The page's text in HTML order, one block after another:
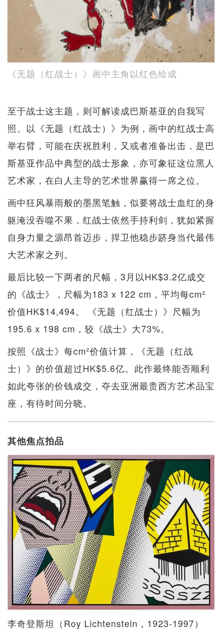
《无题（红战士）》画中主角以红色绘成
至于战士这主题，则可解读成巴斯基亚的自我写
照。以《无题（红战士）》为例，画中的红战士高
举右臂，可能在庆祝胜利，又或者准备出击，是巴
斯基亚作品中典型的战士形象，亦可象征这位黑人
艺术家，在白人主导的艺术世界赢得一席之位。
画中狂风暴雨般的墨黑笔触，似要将战士血红的身
躯淹没吞噬不果，红战士依然手持利剑，犹如紧握
自身力量之源昂首迈步，捍卫他稳步跻身当代最伟
大艺术家之列。
最后比较一下两者的尺幅，3月以HK$3.2亿成交
的《战士》，尺幅为183 x 122 cm，平均每cm²
价值HK$14,494。 《无题（红战士）》尺幅为
195.6 x 198 cm，较《战士》大73%。
按照《战士》每cm²价值计算，《无题（红战
士）》的价值超过HK$5.6亿。此作最终能否顺利
如此夸张的价钱成交，夺去亚洲最贵西方艺术品宝
座，有待时间分晓。
其他焦点拍品
李奇登斯坦（Roy Lichtenstein，1923-1997）